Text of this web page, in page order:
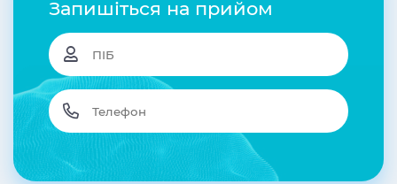
Запишіться на прийом